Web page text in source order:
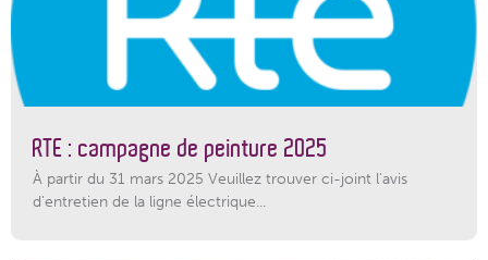
RTE : campagne de peinture 2025
À partir du 31 mars 2025 Veuillez trouver ci-joint l'avis
d'entretien de la ligne électrique...